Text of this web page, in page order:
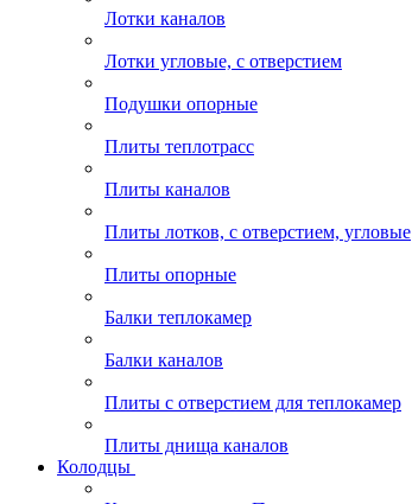
Лотки каналов
Лотки угловые, с отверстием
Подушки опорные
Плиты теплотрасс
Плиты каналов
Плиты лотков, с отверстием, угловые
Плиты опорные
Балки теплокамер
Балки каналов
Плиты с отверстием для теплокамер
Плиты днища каналов
Колодцы